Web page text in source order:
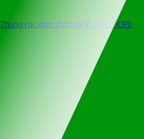
Thùng rác đạp chân 68 lít nhựa HDPE